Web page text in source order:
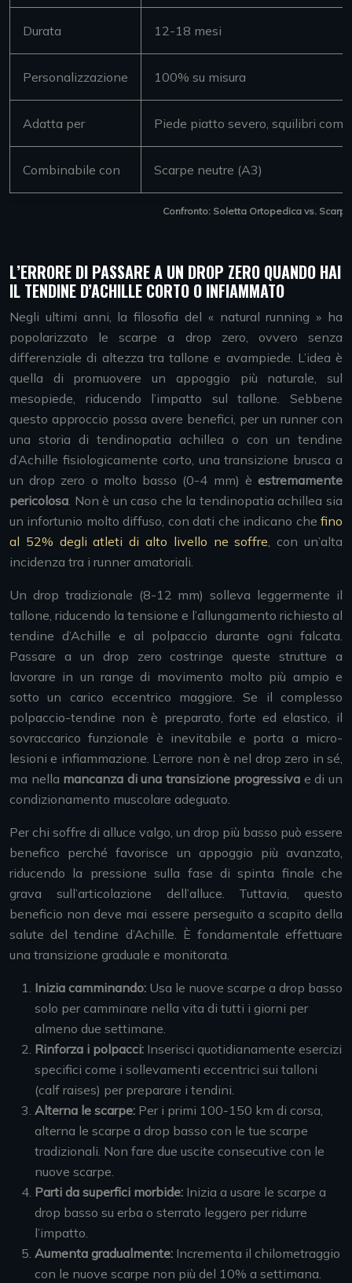
Confronto: Soletta Ortopedica vs.
Durata 12-18 mesi
Personalizzazione 100% su misura
Adatta per Piede piatto severo, squilibri
Combinabile con Scarpe neutre (A3)
L’ERRORE DI PASSARE A UN DROP ZERO QUANDO HAI
IL TENDINE D’ACHILLE CORTO O INFIAMMATO
Negli ultimi anni, la filosofia del « natural running » ha
popolarizzato le scarpe a drop zero, ovvero senza
differenziale di altezza tra tallone e avampiede. L’idea è
quella di promuovere un appoggio più naturale, sul
mesopiede, riducendo l’impatto sul tallone. Sebbene
questo approccio possa avere benefici, per un runner con
una storia di tendinopatia achillea o con un tendine
d’Achille fisiologicamente corto, una transizione brusca a
un drop zero o molto basso (0-4 mm) è estremamente
pericolosa. Non è un caso che la tendinopatia achillea sia
un infortunio molto diffuso, con dati che indicano che fino
al 52% degli atleti di alto livello ne soffre, con un’alta
incidenza tra i runner amatoriali.
Un drop tradizionale (8-12 mm) solleva leggermente il
tallone, riducendo la tensione e l’allungamento richiesto al
tendine d’Achille e al polpaccio durante ogni falcata.
Passare a un drop zero costringe queste strutture a
lavorare in un range di movimento molto più ampio e
sotto un carico eccentrico maggiore. Se il complesso
polpaccio-tendine non è preparato, forte ed elastico, il
sovraccarico funzionale è inevitabile e porta a micro-
lesioni e infiammazione. L’errore non è nel drop zero in sé,
ma nella mancanza di una transizione progressiva e di un
condizionamento muscolare adeguato.
Per chi soffre di alluce valgo, un drop più basso può essere
benefico perché favorisce un appoggio più avanzato,
riducendo la pressione sulla fase di spinta finale che
grava sull’articolazione dell’alluce. Tuttavia, questo
beneficio non deve mai essere perseguito a scapito della
salute del tendine d’Achille. È fondamentale effettuare
una transizione graduale e monitorata.
Inizia camminando: Usa le nuove scarpe a drop basso
solo per camminare nella vita di tutti i giorni per
almeno due settimane.
Rinforza i polpacci: Inserisci quotidianamente esercizi
specifici come i sollevamenti eccentrici sui talloni
(calf raises) per preparare i tendini.
Alterna le scarpe: Per i primi 100-150 km di corsa,
alterna le scarpe a drop basso con le tue scarpe
tradizionali. Non fare due uscite consecutive con le
nuove scarpe.
Parti da superfici morbide: Inizia a usare le scarpe a
drop basso su erba o sterrato leggero per ridurre
l’impatto.
Aumenta gradualmente: Incrementa il chilometraggio
con le nuove scarpe non più del 10% a settimana.